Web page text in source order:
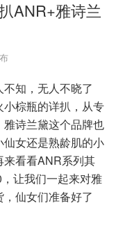
ANR+雅诗兰
知，无人不晓了
棕瓶的详扒，从专
诗兰黛这个品牌也
女还是熟龄肌的小
看看ANR系列其
让我们一起来对雅
仙女们准备好了